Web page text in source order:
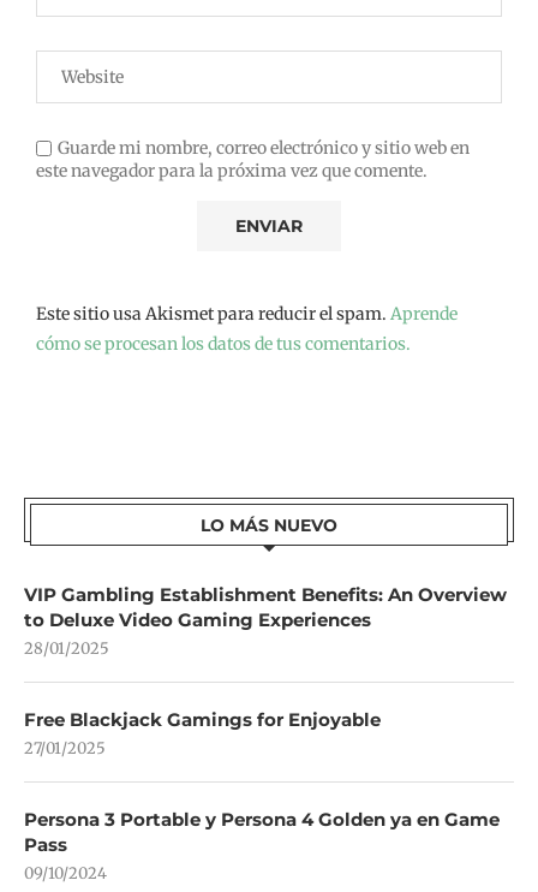
Guarde mi nombre, correo electrónico y sitio web en
este navegador para la próxima vez que comente.
Este sitio usa Akismet para reducir el spam. Aprende
cómo se procesan los datos de tus comentarios.
LO MÁS NUEVO
VIP Gambling Establishment Benefits: An Overview
to Deluxe Video Gaming Experiences
28/01/2025
Free Blackjack Gamings for Enjoyable
27/01/2025
Persona 3 Portable y Persona 4 Golden ya en Game
Pass
09/10/2024